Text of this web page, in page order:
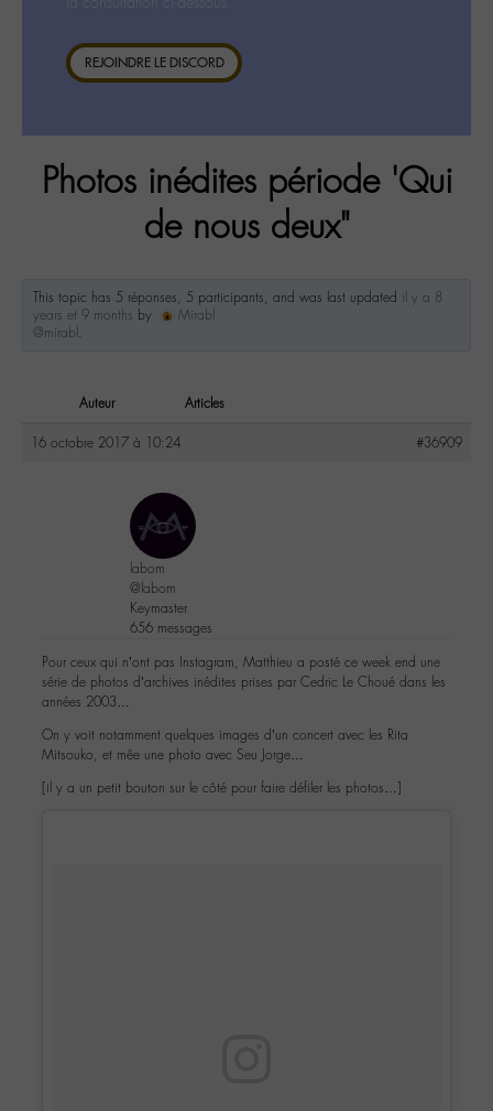
REJOINDRE LE DISCORD
Photos inédites période 'Qui
de nous deux"
This topic has 5 réponses, 5 participants, and was last updated il y a 8
years et 9 months by
Mirabl
@mirabl .
Auteur Articles
16 octobre 2017 à 10:24 #36909
labom
@labom
Keymaster
656 messages
Pour ceux qui n’ont pas Instagram, Matthieu a posté ce week end une
série de photos d’archives inédites prises par Cedric Le Choué dans les
années 2003…
On y voit notamment quelques images d’un concert avec les Rita
Mitsouko, et mêe une photo avec Seu Jorge…
[il y a un petit bouton sur le côté pour faire défiler les photos…]